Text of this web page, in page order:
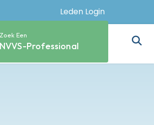
Leden Login
Zoek Een
NVVS-Professional